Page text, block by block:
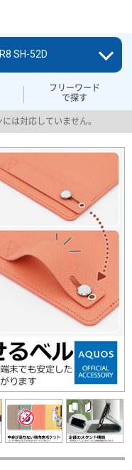
フリーワード
で探す
SH-52D
は対応していません。